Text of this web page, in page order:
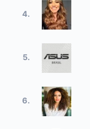
4.
5.
6.